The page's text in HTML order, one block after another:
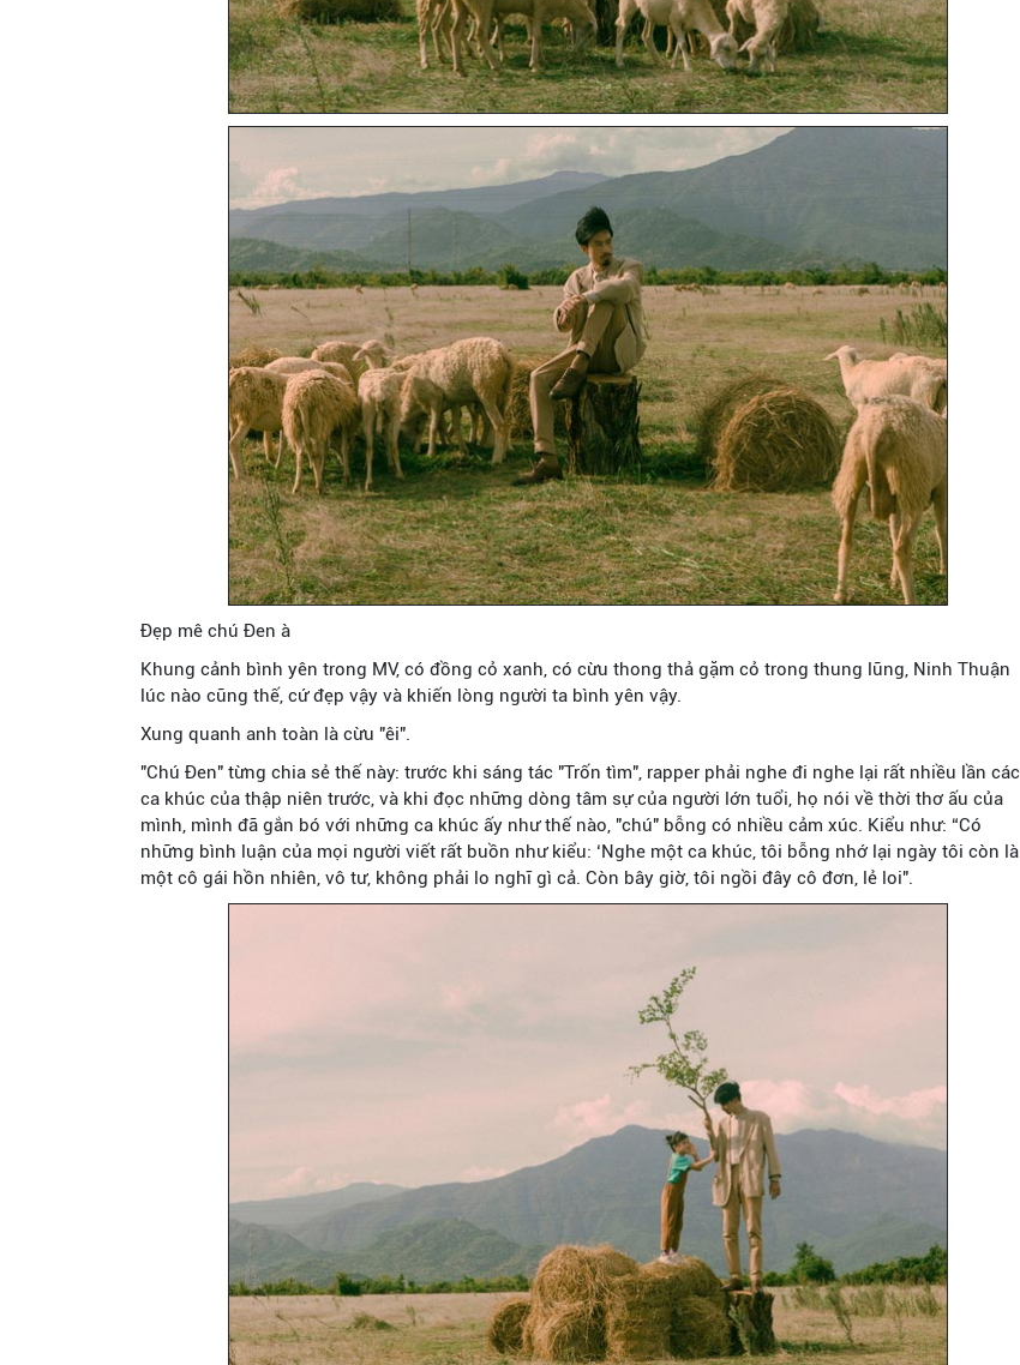
Đẹp mê chú Đen à
Khung cảnh bình yên trong MV, có đồng cỏ xanh, có cừu thong thả gặm cỏ trong thung lũng, Ninh Thuận
lúc nào cũng thế, cứ đẹp vậy và khiến lòng người ta bình yên vậy.
Xung quanh anh toàn là cừu "êi".
"Chú Đen" từng chia sẻ thế này: trước khi sáng tác "Trốn tìm", rapper phải nghe đi nghe lại rất nhiều lần các
ca khúc của thập niên trước, và khi đọc những dòng tâm sự của người lớn tuổi, họ nói về thời thơ ấu của
mình, mình đã gắn bó với những ca khúc ấy như thế nào, "chú" bỗng có nhiều cảm xúc. Kiểu như: “Có
những bình luận của mọi người viết rất buồn như kiểu: ‘Nghe một ca khúc, tôi bỗng nhớ lại ngày tôi còn là
một cô gái hồn nhiên, vô tư, không phải lo nghĩ gì cả. Còn bây giờ, tôi ngồi đây cô đơn, lẻ loi".